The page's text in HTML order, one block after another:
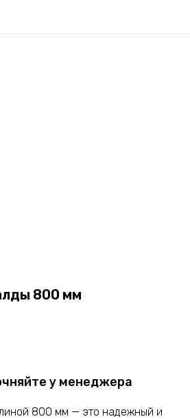
800 мм
у менеджера
800 мм — это надежный и